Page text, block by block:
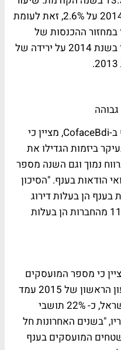
הרווח הנקי לפני מס עמד בשנת 2014 על 2.6%, זאת לעומת
השינוי במחזור ההכנסות של
הקבלנים הקטנים והבינוניים עמד בשנת 2014 על ירידה של
עם זאת, אייל ינאי, מנכ"ל משותף ב-CofaceBdi, מציין כי
ביזמות הגדילו את
נמוך וגם השנה מספר
הודאות בענף. "הסיכון
וכ-67% מהחברות בענף הן בעלות דירוג
סיכון מעל הממוצע במשק, וכ- 11% מהחברות הן בעלות
כי מספר המועסקים
בענף הבנייה בישראל בסוף הרבעון הראשון של 2015 עמד
על 235.1 אלף, כ- 75% תושבי ישראל, כ- 22% תושבי
לדבריו, "בשנים האחרונות חל
המועסקים בענף